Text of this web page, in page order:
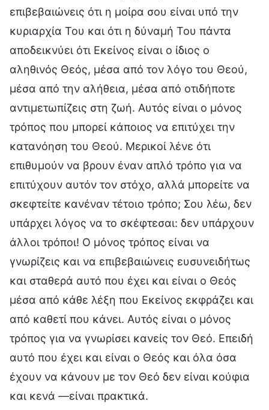
επιβεβαιώνεις ότι η μοίρα σου είναι υπό την
κυριαρχία Του και ότι η δύναμή Του πάντα
αποδεικνύει ότι Εκείνος είναι ο ίδιος ο
αληθινός Θεός, μέσα από τον λόγο του Θεού,
μέσα από την αλήθεια, μέσα από οτιδήποτε
αντιμετωπίζεις στη ζωή. Αυτός είναι ο μόνος
τρόπος που μπορεί κάποιος να επιτύχει την
κατανόηση του Θεού. Μερικοί λένε ότι
επιθυμούν να βρουν έναν απλό τρόπο για να
επιτύχουν αυτόν τον στόχο, αλλά μπορείτε να
σκεφτείτε κανέναν τέτοιο τρόπο; Σου λέω, δεν
υπάρχει λόγος να το σκέφτεσαι: δεν υπάρχουν
άλλοι τρόποι! Ο μόνος τρόπος είναι να
γνωρίζεις και να επιβεβαιώνεις ευσυνειδήτως
και σταθερά αυτό που έχει και είναι ο Θεός
μέσα από κάθε λέξη που Εκείνος εκφράζει και
από καθετί που κάνει. Αυτός είναι ο μόνος
τρόπος για να γνωρίσει κανείς τον Θεό. Επειδή
αυτό που έχει και είναι ο Θεός και όλα όσα
έχουν να κάνουν με τον Θεό δεν είναι κούφια
και κενά —είναι πρακτικά.